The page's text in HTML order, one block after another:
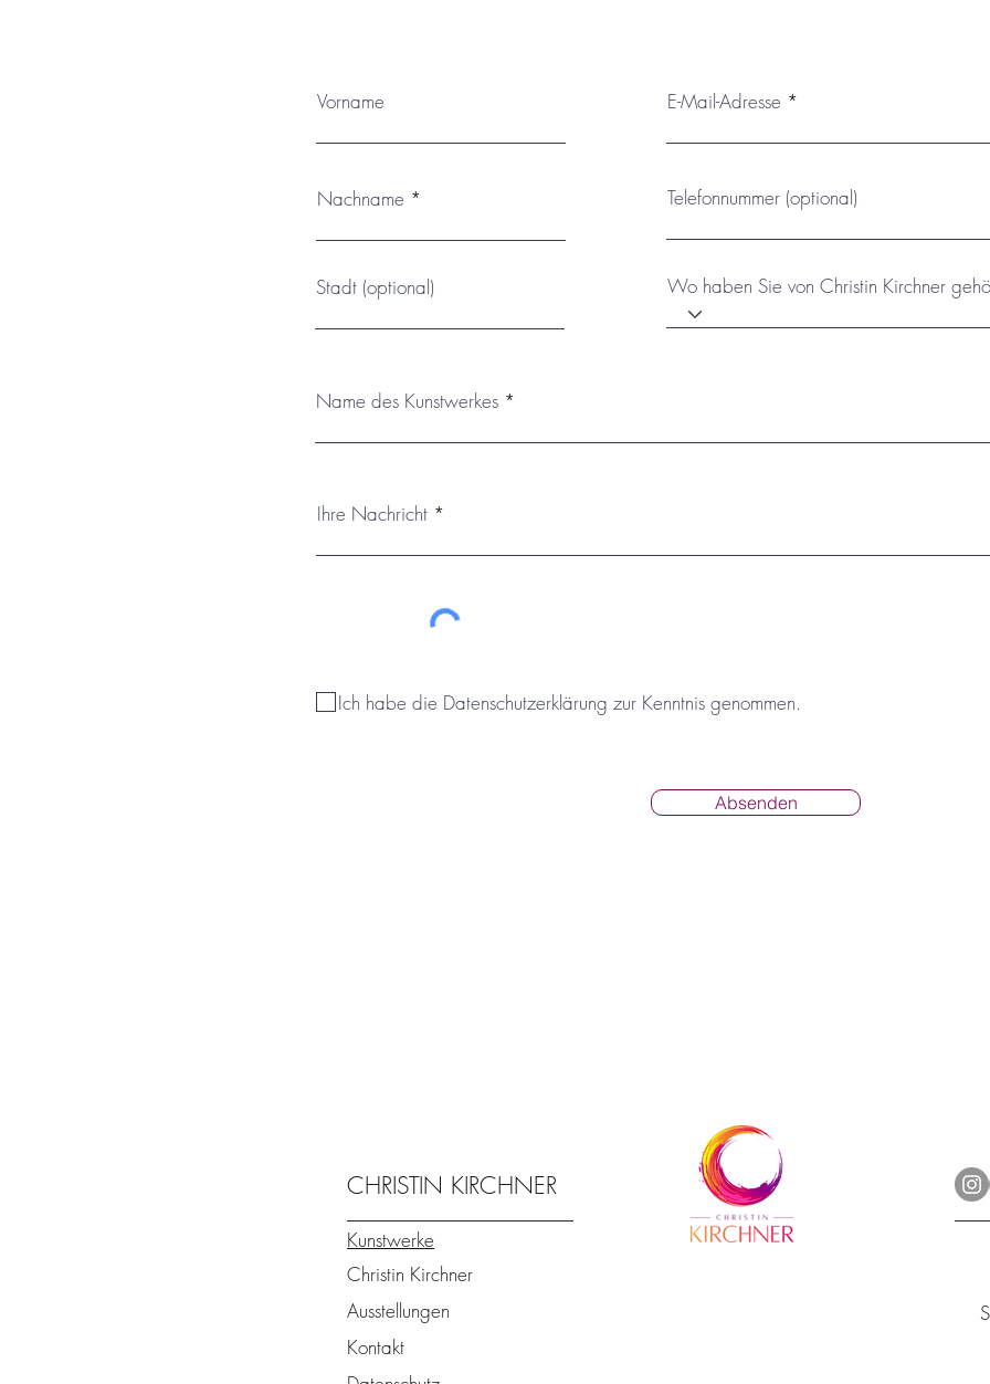
Vorname
Nachname
Stadt (optional)
E-Mail-Adresse
Telefonnummer (optional)
Wo haben Sie von Christin Kirchner
Name des Kunstwerkes
Ihre Nachricht
Ich habe die Datenschutzerklärung zur Kenntnis genommen.
Absenden
CHRISTIN KIRCHNER
Kunstwerke
Christin Kirchner
Ausstellungen
Kontakt